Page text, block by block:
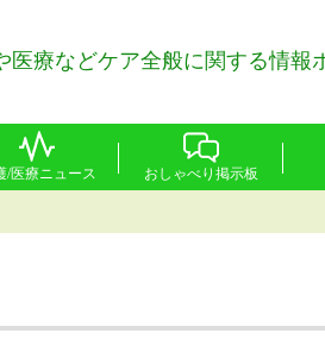
医療などケア全般に関する情報
/医療ニュース おしゃべり掲示板